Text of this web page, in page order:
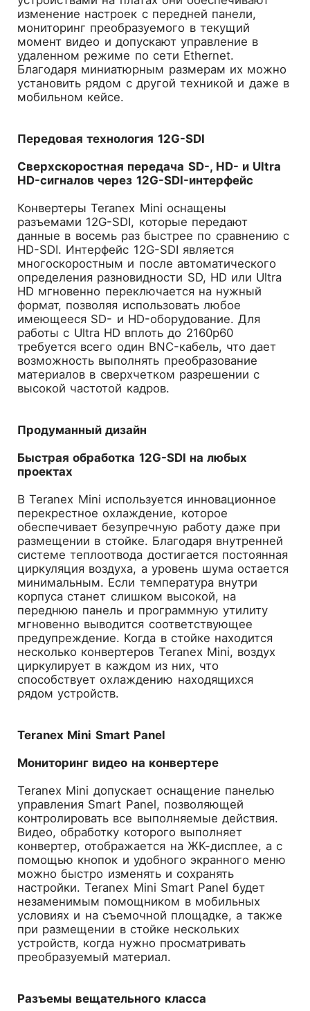
изменение настроек с передней панели,
мониторинг преобразуемого в текущий
момент видео и допускают управление в
удаленном режиме по сети Ethernet.
Благодаря миниатюрным размерам их можно
установить рядом с другой техникой и даже в
мобильном кейсе.
Передовая технология 12G-SDI
Сверхскоростная передача SD-, HD- и Ultra
HD-сигналов через 12G-SDI-интерфейс
Конвертеры Teranex Mini оснащены
разъемами 12G-SDI, которые передают
данные в восемь раз быстрее по сравнению с
HD-SDI. Интерфейс 12G-SDI является
многоскоростным и после автоматического
определения разновидности SD, HD или Ultra
HD мгновенно переключается на нужный
формат, позволяя использовать любое
имеющееся SD- и HD-оборудование. Для
работы с Ultra HD вплоть до 2160p60
требуется всего один BNC-кабель, что дает
возможность выполнять преобразование
материалов в сверхчетком разрешении с
высокой частотой кадров.
Продуманный дизайн
Быстрая обработка 12G-SDI на любых
проектах
В Teranex Mini используется инновационное
перекрестное охлаждение, которое
обеспечивает безупречную работу даже при
размещении в стойке. Благодаря внутренней
системе теплоотвода достигается постоянная
циркуляция воздуха, а уровень шума остается
минимальным. Если температура внутри
корпуса станет слишком высокой, на
переднюю панель и программную утилиту
мгновенно выводится соответствующее
предупреждение. Когда в стойке находится
несколько конвертеров Teranex Mini, воздух
циркулирует в каждом из них, что
способствует охлаждению находящихся
рядом устройств.
Teranex Mini Smart Panel
Мониторинг видео на конвертере
Teranex Mini допускает оснащение панелью
управления Smart Panel, позволяющей
контролировать все выполняемые действия.
Видео, обработку которого выполняет
конвертер, отображается на ЖК-дисплее, а с
помощью кнопок и удобного экранного меню
можно быстро изменять и сохранять
настройки. Teranex Mini Smart Panel будет
незаменимым помощником в мобильных
условиях и на съемочной площадке, а также
при размещении в стойке нескольких
устройств, когда нужно просматривать
преобразуемый материал.
Разъемы вещательного класса